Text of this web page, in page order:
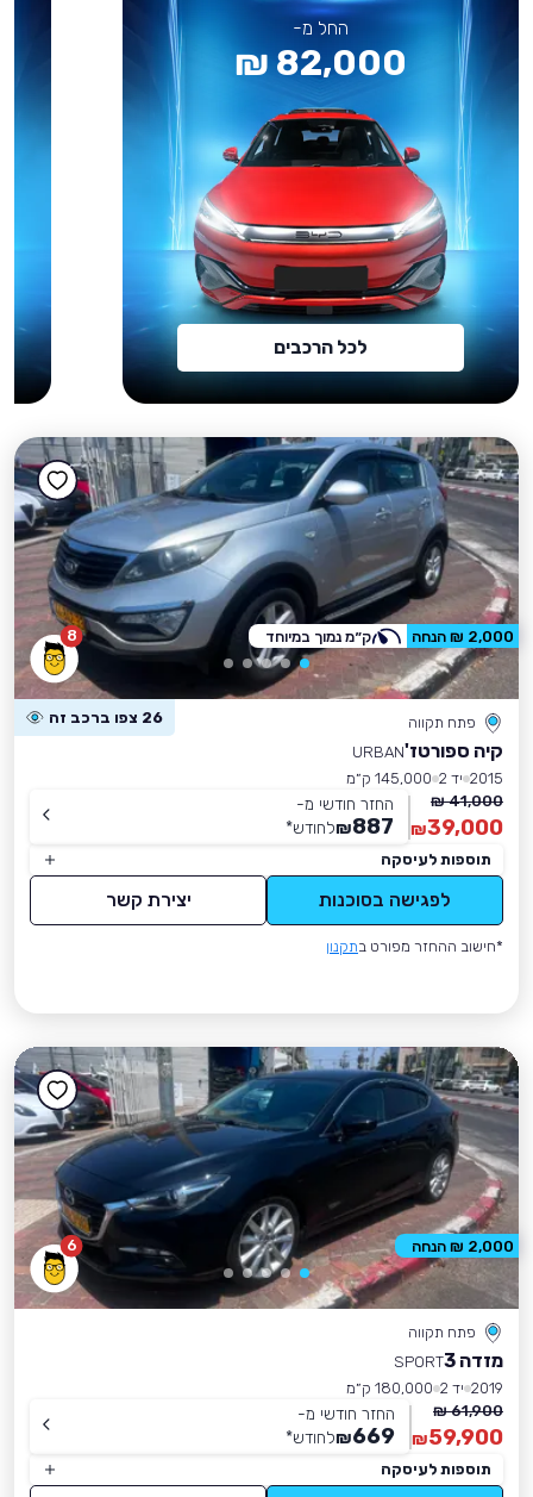
החל מ-
82,000 ₪
לכל הרכבים
8
פתח תקווה 26 צפו ברכב זה
קיה ספורטז'URBAN
2015 יד 2
145,000 ק״מ
41,000 ₪
39,000
₪
החזר חודשי מ-
887
₪לחודש*
תוספות לעיסקה
לפגישה בסוכנות יצירת קשר
*חישוב ההחזר מפורט בתקנון
2,000 ₪ הנחה ק״מ נמוך במיוחד
6
פתח תקווה
מזדה 3
SPORT
2019 יד 2
180,000 ק״מ
61,900 ₪
59,900
₪
החזר חודשי מ-
669
₪לחודש*
תוספות לעיסקה
2,000 ₪ הנחה